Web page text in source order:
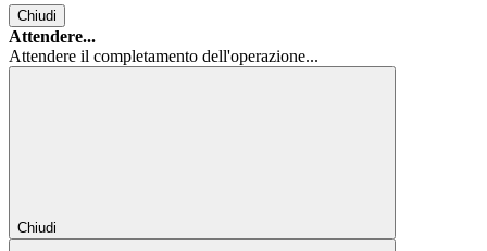
Chiudi
Attendere...
Attendere il completamento dell'operazione...
Chiudi